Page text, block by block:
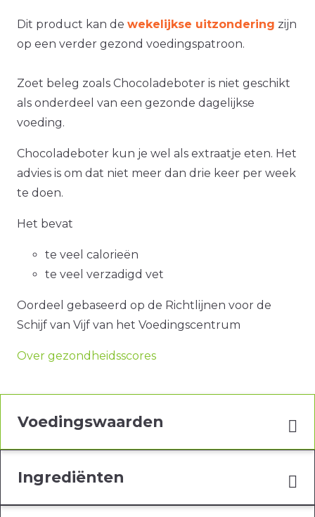
Dit product kan de wekelijkse uitzondering zijn
op een verder gezond voedingspatroon.
Zoet beleg zoals Chocoladeboter is niet geschikt
als onderdeel van een gezonde dagelijkse
voeding.
Chocoladeboter kun je wel als extraatje eten. Het
advies is om dat niet meer dan drie keer per week
te doen.
Het bevat
te veel calorieën
te veel verzadigd vet
Oordeel gebaseerd op de Richtlijnen voor de
Schijf van Vijf van het Voedingscentrum
Over gezondheidsscores
Voedingswaarden
Ingrediënten